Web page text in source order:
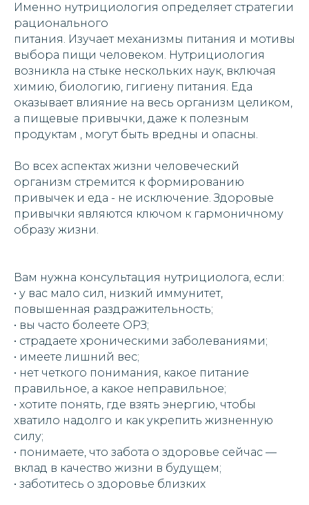
Именно нутрициология определяет стратегии
рационального
питания. Изучает механизмы питания и мотивы
выбора пищи человеком. Нутрициология
возникла на стыке нескольких наук, включая
химию, биологию, гигиену питания. Еда
оказывает влияние на весь организм целиком,
а пищевые привычки, даже к полезным
продуктам , могут быть вредны и опасны.
Во всех аспектах жизни человеческий
организм стремится к формированию
привычек и еда - не исключение. Здоровые
привычки являются ключом к гармоничному
образу жизни.
Вам нужна консультация нутрициолога, если:
• у вас мало сил, низкий иммунитет,
повышенная раздражительность;
• вы часто болеете ОРЗ;
• страдаете хроническими заболеваниями;
• имеете лишний вес;
• нет четкого понимания, какое питание
правильное, а какое неправильное;
• хотите понять, где взять энергию, чтобы
хватило надолго и как укрепить жизненную
силу;
• понимаете, что забота о здоровье сейчас —
вклад в качество жизни в будущем;
• заботитесь о здоровье близких